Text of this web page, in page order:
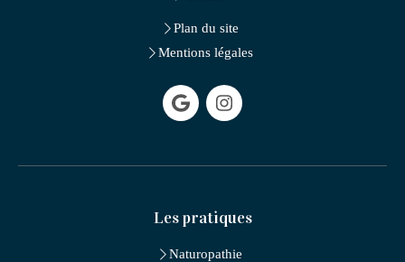
Plan du site
Mentions légales
Les pratiques
Naturopathie